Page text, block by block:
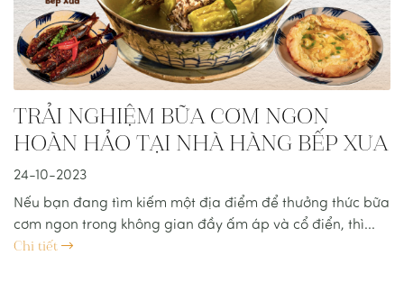
TRẢI NGHIỆM BỮA CƠM NGON
HOÀN HẢO TẠI NHÀ HÀNG BẾP XƯA
24-10-2023
Nếu bạn đang tìm kiếm một địa điểm để thưởng thức bữa
cơm ngon trong không gian đầy ấm áp và cổ điển, thì...
Chi tiết